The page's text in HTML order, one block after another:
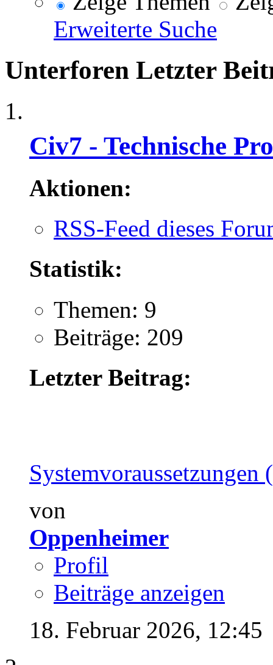
Erweiterte Suche
Unterforen Letzter
Civ7 - Technische
Aktionen:
RSS-Feed dieses
Statistik:
Themen: 9
Beiträge: 209
Letzter Beitrag:
Systemvoraussetzungen
von
Oppenheimer
Profil
Beiträge anzeigen
18. Februar 2026, 12:45